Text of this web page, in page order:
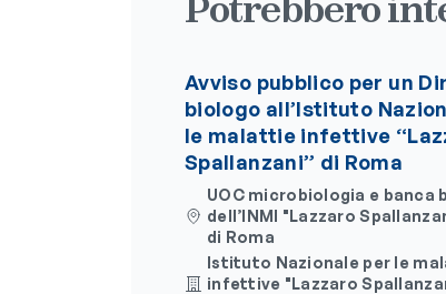
Potrebbero
Avviso pubblico per un
biologo all’Istituto
le malattie infettive
Spallanzani” di Roma
UOC microbiologia e banca
dell’INMI "Lazzaro
di Roma
Istituto Nazionale per le
infettive "Lazzaro